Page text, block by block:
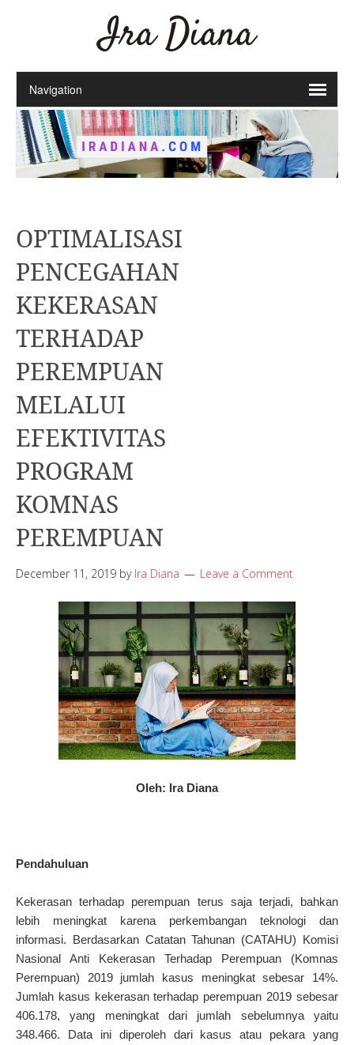
Ira Diana
OPTIMALISASI
PENCEGAHAN
KEKERASAN
TERHADAP
PEREMPUAN
MELALUI
EFEKTIVITAS
PROGRAM
KOMNAS
PEREMPUAN
December 11, 2019 by Ira Diana Leave a Comment
Oleh: Ira Diana
Pendahuluan
Kekerasan terhadap perempuan terus saja terjadi, bahkan
lebih meningkat karena perkembangan teknologi dan
informasi. Berdasarkan Catatan Tahunan (CATAHU) Komisi
Nasional Anti Kekerasan Terhadap Perempuan (Komnas
Perempuan) 2019 jumlah kasus meningkat sebesar 14%.
Jumlah kasus kekerasan terhadap perempuan 2019 sebesar
406.178, yang meningkat dari jumlah sebelumnya yaitu
348.466. Data ini diperoleh dari kasus atau pekara yang